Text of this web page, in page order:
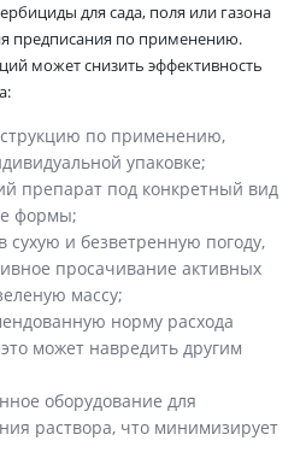
для сада, поля или газона
предписания по применению.
может снизить эффективность
по применению,
упаковке;
препарат под конкретный вид
формы;
сухую и безветренную погоду,
просачивание активных
массу;
норму расхода
может навредить другим
оборудование для
раствора, что минимизирует